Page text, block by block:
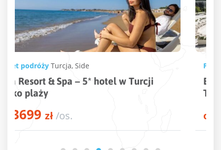
Pakiet podróży Turcja
Beks Premium Resort & Spa – 5* hotel w
Turcji przy plaży
od3846zł